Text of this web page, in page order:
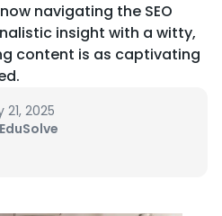
navigating the SEO
insight with a witty,
content is as captivating
2025